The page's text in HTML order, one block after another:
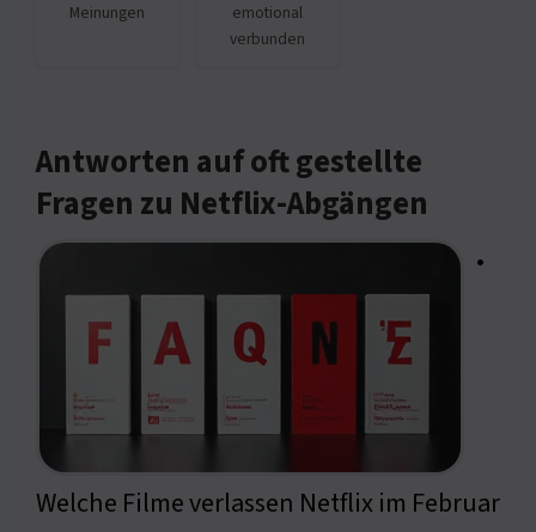
Meinungen
emotional
verbunden
Antworten auf oft gestellte
Fragen zu Netflix-Abgängen
•
Welche Filme verlassen Netflix im Februar